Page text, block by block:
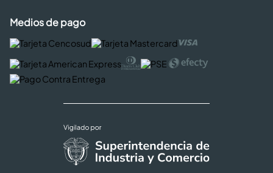
Medios de pago